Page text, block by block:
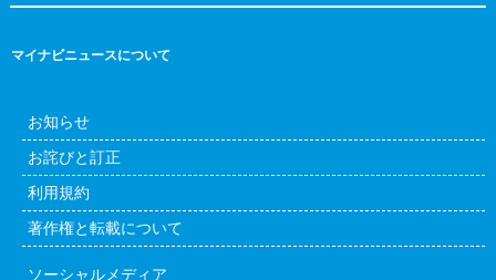
マイナビニュースについて
お知らせ
お詫びと訂正
利用規約
著作権と転載について
ソーシャルメディア